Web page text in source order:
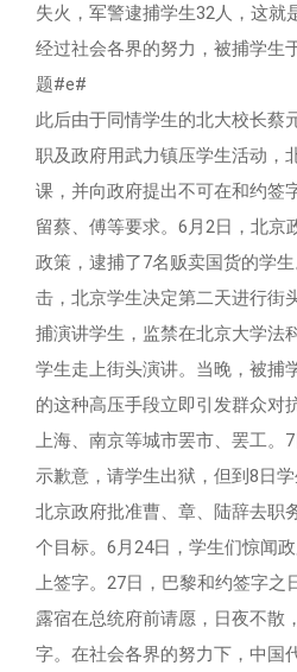
失火，军警逮捕学生32人，这就
经过社会各界的努力，被捕学生
题#e#
此后由于同情学生的北大校长蔡
职及政府用武力镇压学生活动，
课，并向政府提出不可在和约签
留蔡、傅等要求。6月2日，北京
政策，逮捕了7名贩卖国货的学
击，北京学生决定第二天进行街
捕演讲学生，监禁在北京大学法
学生走上街头演讲。当晚，被捕
的这种高压手段立即引发群众对
上海、南京等城市罢市、罢工。
示歉意，请学生出狱，但到8日
北京政府批准曹、章、陆辞去职
个目标。6月24日，学生们惊闻
上签字。27日，巴黎和约签字之
露宿在总统府前请愿，日夜不散
字。在社会各界的努力下，中国